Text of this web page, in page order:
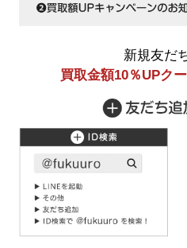
新規友だ
買取金額10％UPク